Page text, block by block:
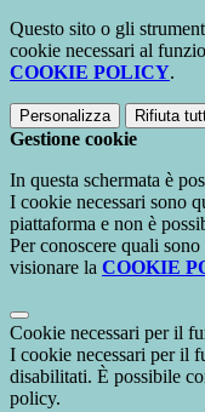
Questo sito o gli
cookie necessari al
COOKIE POLICY.
Personalizza Rifiuta
Gestione cookie
In questa schermata è
I cookie necessari sono
piattaforma e non è
Per conoscere quali
visionare la COOKIE
Cookie necessari per il
I cookie necessari per il
disabilitati. È possibile
policy.